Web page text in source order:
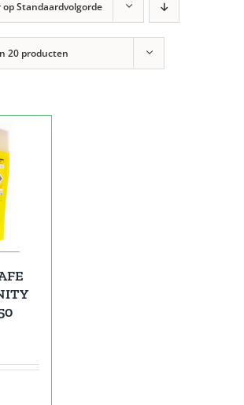
opStandaardvolgorde
20 producten